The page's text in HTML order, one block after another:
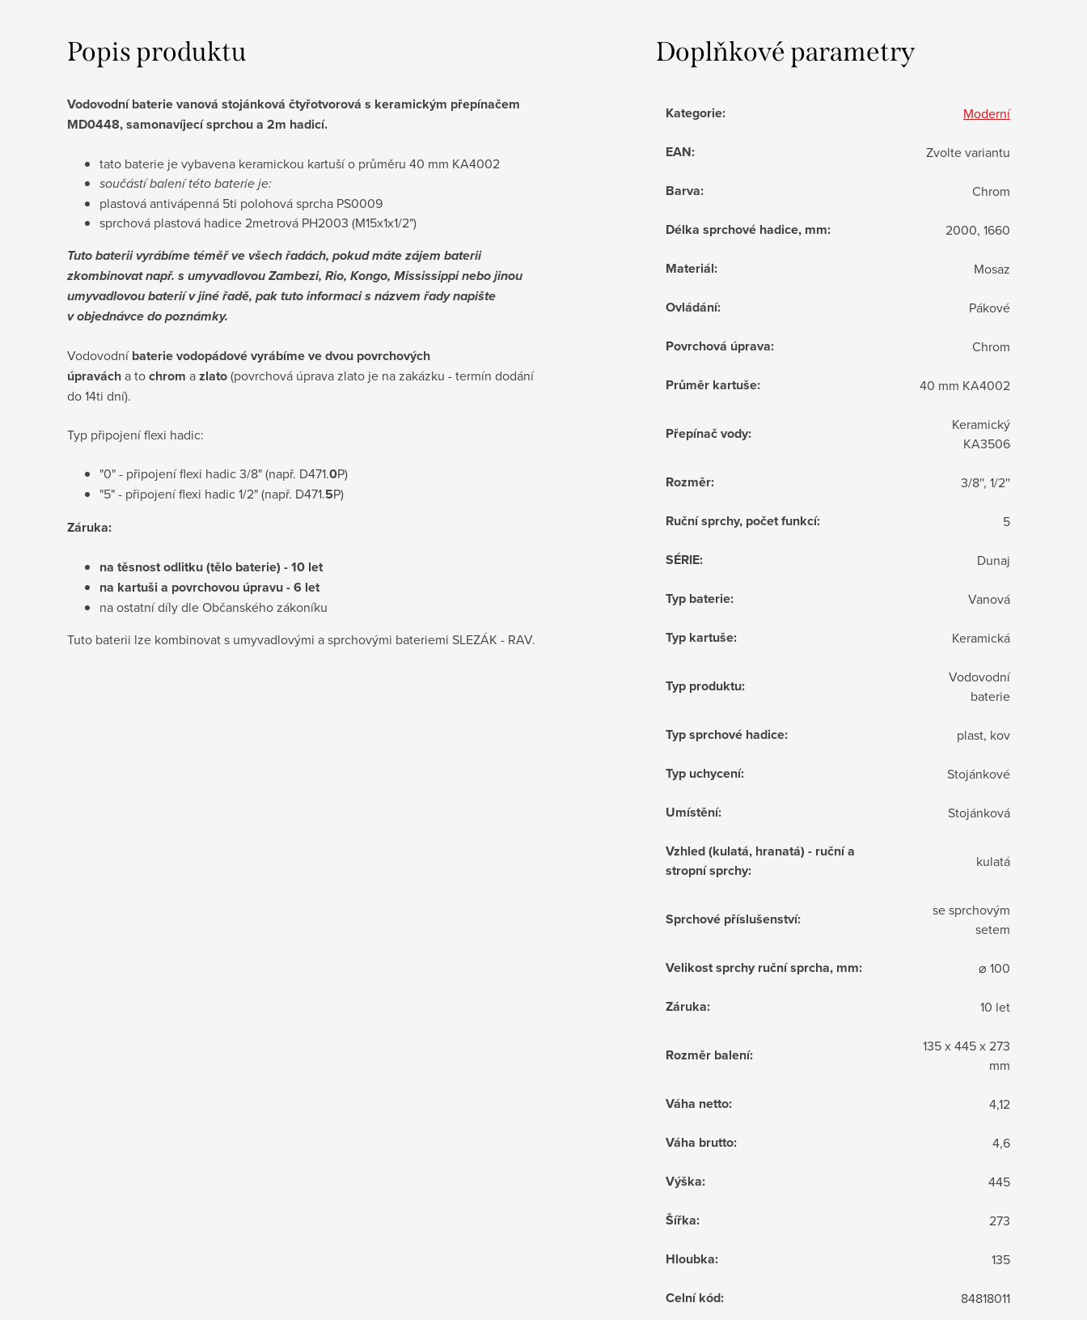
Popis produktu
Vodovodní baterie vanová stojánková čtyřotvorová s keramickým přepínačem
MD0448, samonavíjecí sprchou a 2m hadicí.
tato baterie je vybavena keramickou kartuší o průměru 40 mm KA4002
součástí balení této baterie je:
plastová antivápenná 5ti polohová sprcha PS0009
sprchová plastová hadice 2metrová PH2003 (M15x1x1/2")
Tuto baterii vyrábíme téměř ve všech řadách, pokud máte zájem baterii
zkombinovat např. s umyvadlovou Zambezi, Rio, Kongo, Mississippi nebo jinou
umyvadlovou baterií v jiné řadě, pak tuto informaci s názvem řady napište
v objednávce do poznámky.
Vodovodníbaterie vodopádové vyrábíme ve dvou povrchových
úpravácha tochrom azlato(povrchová úprava zlato je na zakázku - termín dodání
do 14ti dní).
Typ připojení flexi hadic:
"0" - připojení flexi hadic 3/8" (např. D471.0P)
"5" - připojení flexi hadic 1/2" (např. D471.5P)
Záruka:
na těsnost odlitku (tělo baterie) - 10 let
na kartuši a povrchovou úpravu - 6 let
na ostatní díly dle Občanského zákoníku
Tuto baterii lze kombinovat s umyvadlovými a sprchovými bateriemi SLEZÁK - RAV.
Doplňkové parametry
Kategorie: Moderní
EAN: Zvolte variantu
Barva: Chrom
Délka sprchové hadice, mm: 2000, 1660
Materiál: Mosaz
Ovládání: Pákové
Povrchová úprava: Chrom
Průměr kartuše: 40 mm KA4002
Přepínač vody:
Keramický
KA3506
Rozměr: 3/8'', 1/2''
Ruční sprchy, počet funkcí: 5
SÉRIE: Dunaj
Typ baterie: Vanová
Typ kartuše: Keramická
Typ produktu:
Vodovodní
baterie
Typ sprchové hadice: plast, kov
Typ uchycení: Stojánkové
Umístění: Stojánková
Vzhled (kulatá, hranatá) - ruční a
stropní sprchy: kulatá
Sprchové příslušenství:
se sprchovým
setem
Velikost sprchy ruční sprcha, mm: ⌀ 100
Záruka: 10 let
Rozměr balení:
135 x 445 x 273
mm
Váha netto: 4,12
Váha brutto: 4,6
Výška: 445
Šířka: 273
Hloubka: 135
Celní kód: 84818011